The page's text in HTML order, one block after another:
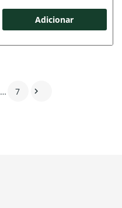
Adicionar
… 7 